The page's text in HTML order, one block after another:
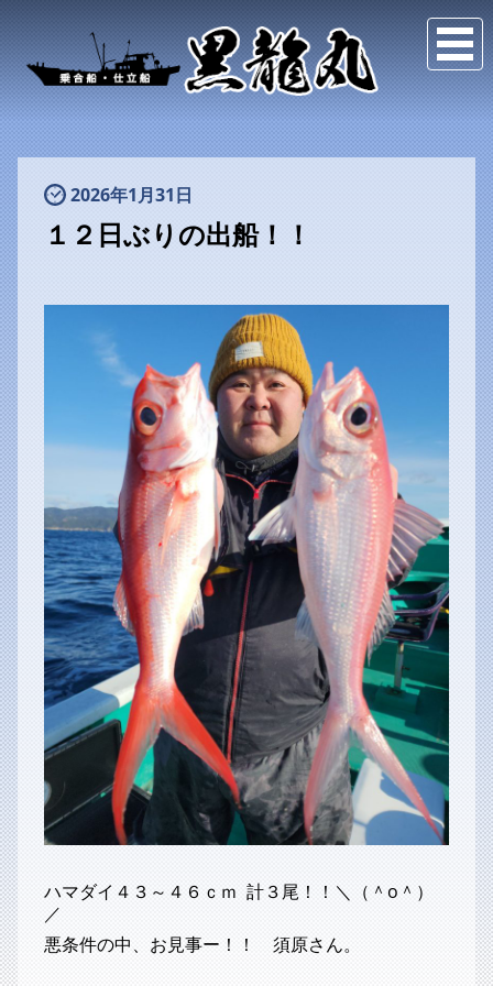
2026年1月31日
１２日ぶりの出船！！
ハマダイ４３～４６ｃｍ 計３尾！！＼（＾o＾）
／
悪条件の中、お見事ー！！ 須原さん。